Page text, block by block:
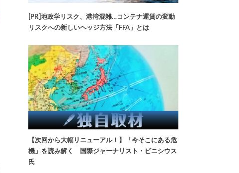
[PR]地政学リスク、港湾混雑…コンテナ運賃の変動
リスクへの新しいヘッジ方法「FFA」とは
【次回から大幅リニューアル！】「今そこにある危
機」を読み解く 国際ジャーナリスト・ビニシウス
氏